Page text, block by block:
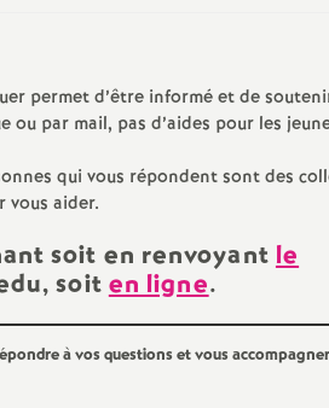
permet d’être informé et de
par mail, pas d’aides pour les
qui vous répondent sont des
aider.
soit en renvoyant le
soiten ligne.
à vos questions et vous